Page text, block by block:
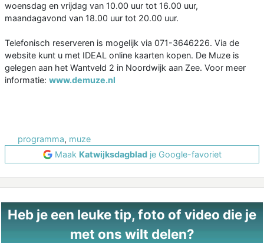
woensdag en vrijdag van 10.00 uur tot 16.00 uur,
maandagavond van 18.00 uur tot 20.00 uur.
Telefonisch reserveren is mogelijk via 071-3646226. Via de
website kunt u met IDEAL online kaarten kopen. De Muze is
gelegen aan het Wantveld 2 in Noordwijk aan Zee. Voor meer
informatie: www.demuze.nl
programma, muze
Maak Katwijksdagbladje Google-favoriet
Heb je een leuke tip, foto of video die je
met ons wilt delen?